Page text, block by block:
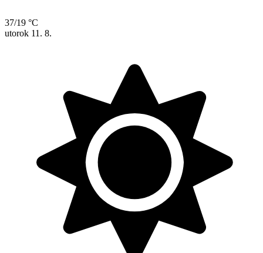
37/19 °C
utorok 11. 8.